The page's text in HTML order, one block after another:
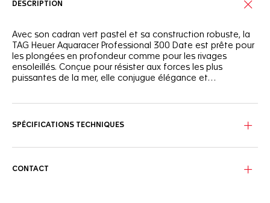
DESCRIPTION
Avec son cadran vert pastel et sa construction robuste, la
TAG Heuer Aquaracer Professional 300 Date est prête pour
les plongées en profondeur comme pour les rivages
ensoleillés. Conçue pour résister aux forces les plus
puissantes de la mer, elle conjugue élégance et
diamants VS+ et des aiguilles recouvertes de Super-
finement brossé avec lunette unidirectionnelle est pensé
SPÉCIFICATIONS TECHNIQUES
CONTACT